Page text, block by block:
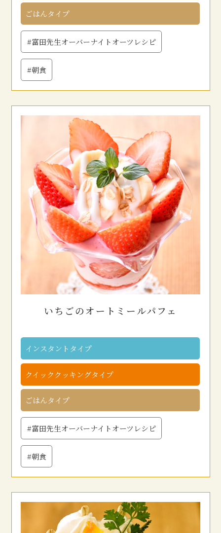
ごはんタイプ
#富田先生オーバーナイトオーツレシピ
#朝食
いちごのオートミールパフェ
インスタントタイプ
クイッククッキングタイプ
ごはんタイプ
#富田先生オーバーナイトオーツレシピ
#朝食